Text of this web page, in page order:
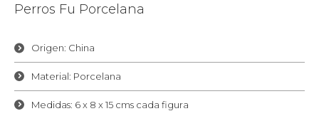
Perros Fu Porcelana
Origen: China
Material: Porcelana
Medidas: 6 x 8 x 15 cms cada figura